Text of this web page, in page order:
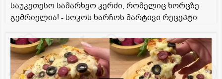
საუკეთესო სამარხვო კერძი, რომელიც ხორცზე
გემრიელია! - სოკოს ხარჩოს მარტივი რეცეპტი